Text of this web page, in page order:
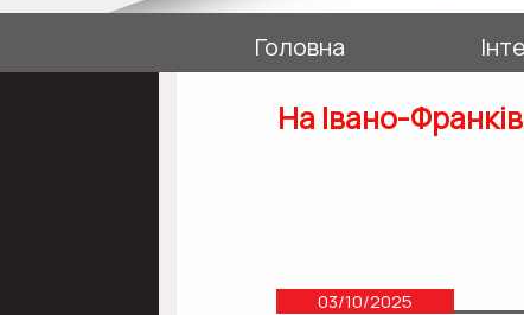
Головна
На Івано-
03/10/2025